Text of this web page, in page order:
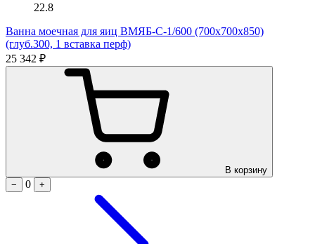
22.8
Ванна моечная для яиц ВМЯБ-С-1/600 (700х700х850)
(глуб.300, 1 вставка перф)
25 342 ₽
В корзину
−
0 +